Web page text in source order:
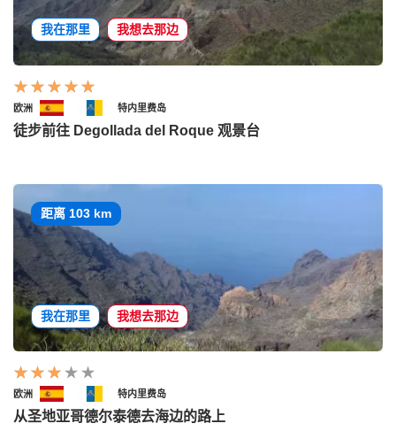
我在那里 我想去那边
欧洲 特内里费岛
徒步前往 Degollada del Roque 观景台
距离 103 km
我在那里 我想去那边
欧洲 特内里费岛
从圣地亚哥德尔泰德去海边的路上